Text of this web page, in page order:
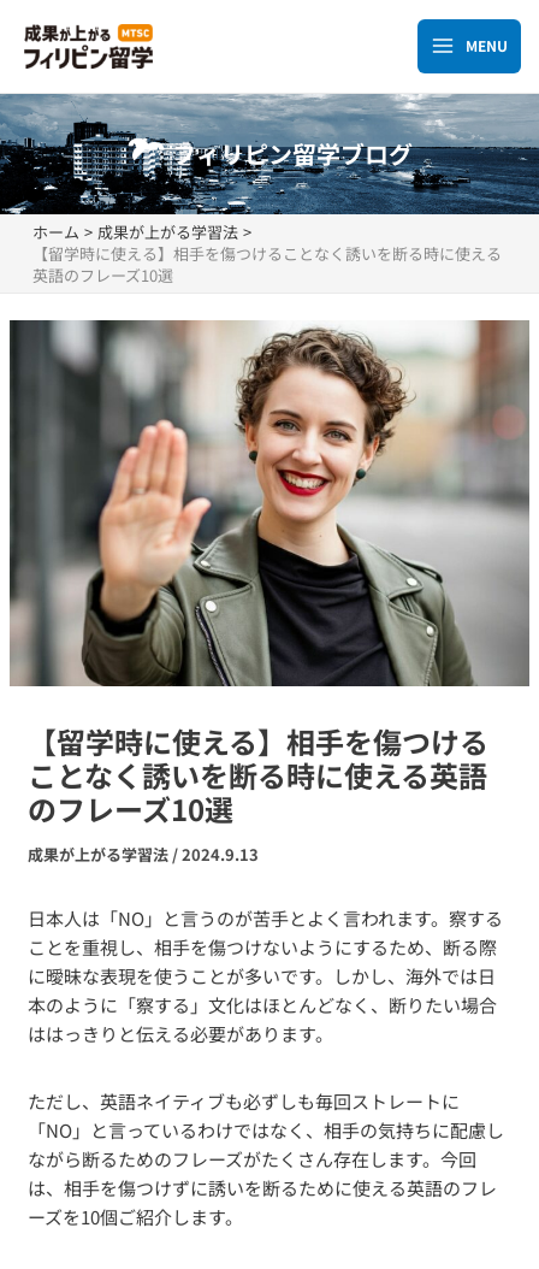
ス
キ
ッ
Main
Menu
MENU
フィリピン留学ブログ
ホーム
成果が上がる学習法
【留学時に使える】相手を傷つけることなく誘いを断る時に使える
英語のフレーズ10選
【留学時に使える】相手を傷つける
ことなく誘いを断る時に使える英語
のフレーズ10選
成果が上がる学習法 /2024.9.13
日本人は「NO」と言うのが苦手とよく言われます。察する
ことを重視し、相手を傷つけないようにするため、断る際
に曖昧な表現を使うことが多いです。しかし、海外では日
本のように「察する」文化はほとんどなく、断りたい場合
ははっきりと伝える必要があります。
ただし、英語ネイティブも必ずしも毎回ストレートに
「NO」と言っているわけではなく、相手の気持ちに配慮し
ながら断るためのフレーズがたくさん存在します。今回
は、相手を傷つけずに誘いを断るために使える英語のフレ
ーズを10個ご紹介します。